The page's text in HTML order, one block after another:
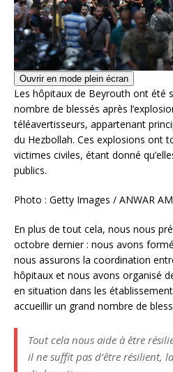
Ouvrir en mode plein écran
Les hôpitaux de Beyrouth ont été
nombre de blessés après
téléavertisseurs, appartenant
du Hezbollah. Ces explosions ont
victimes civiles, étant donné
publics.
Photo : Getty Images / ANWAR
En plus de tout cela, nous nous
octobre dernier : nous avons
nous assurons la coordination
hôpitaux et nous avons organisé
en situation dans les
accueillir un grand nombre de
Tout cela nous aide à être
il ne suffit pas d’être résilient,